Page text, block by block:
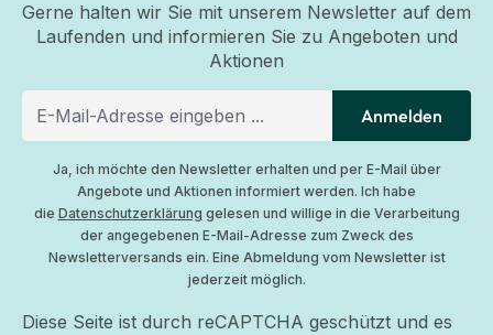
Gerne halten wir Sie mit unserem Newsletter auf dem
Laufenden und informieren Sie zu Angeboten und
Aktionen
Anmelden
Ja, ich möchte den Newsletter erhalten und per E-Mail über
Angebote und Aktionen informiert werden. Ich habe
die Datenschutzerklärung gelesen und willige in die Verarbeitung
der angegebenen E-Mail-Adresse zum Zweck des
Newsletterversands ein. Eine Abmeldung vom Newsletter ist
jederzeit möglich.
Diese Seite ist durch reCAPTCHA geschützt und es